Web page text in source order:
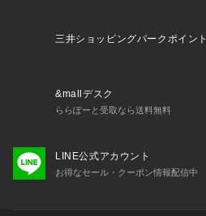
三井ショッピングパークポイント
&mallデスク
ららぽーと受取なら送料無料
LINE公式アカウント
お得なセール・クーポン情報配信中